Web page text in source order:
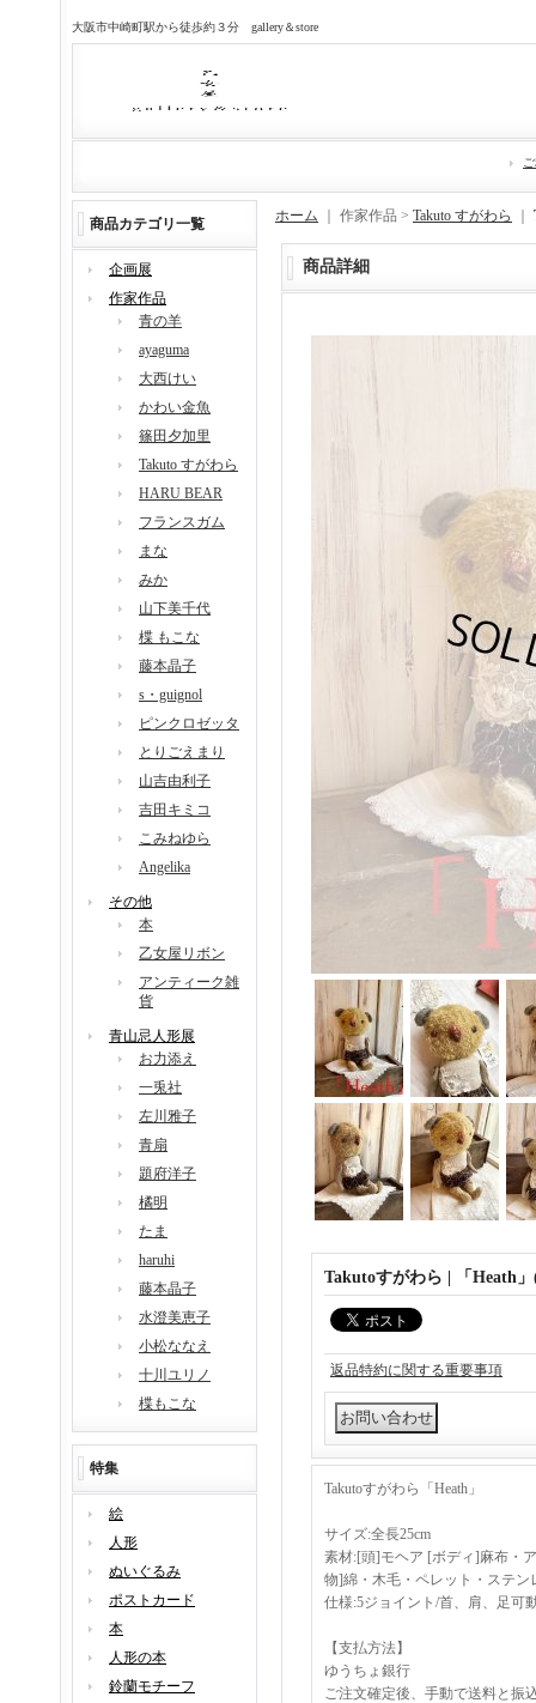
大阪市中崎町駅から徒歩約３分 gallery＆store
商品カテゴリ一覧
企画展
作家作品
青の羊
ayaguma
大西けい
かわい金魚
篠田夕加里
Takuto すがわら
HARU BEAR
フランスガム
まな
みか
山下美千代
楪 もこな
藤本晶子
s・guignol
ピンクロゼッタ
とりごえまり
山吉由利子
吉田キミコ
こみねゆら
Angelika
その他
本
乙女屋リボン
アンティーク雑
貨
青山忌人形展
お力添え
一兎社
左川雅子
青扇
題府洋子
橘明
たま
haruhi
藤本晶子
水澄美恵子
小松ななえ
十川ユリノ
楪もこな
特集
絵
人形
ぬいぐるみ
ポストカード
本
人形の本
鈴蘭モチーフ
ホーム ｜ 作家作品 > Takuto すがわら
商品詳細
Takutoすがわら | 「Heath
返品特約に関する重要事項
Takutoすがわら「Heath」
サイズ:全長25cm
素材:[頭]モヘア [ボディ]麻布・
物]綿・木毛・ペレット・ステン
仕様:5ジョイント/首、肩、足可
【支払方法】
ゆうちょ銀行
ご注文確定後、手動で送料と振